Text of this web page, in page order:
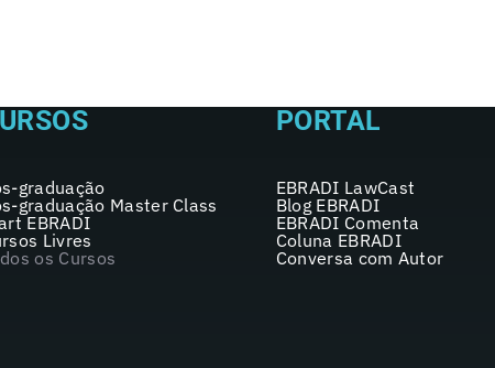
graduação
graduação Master Class
EBRADI
Livres
os Cursos
PORTAL
EBRADI LawCast
Blog EBRADI
EBRADI Comenta
Coluna EBRADI
Conversa com Autor